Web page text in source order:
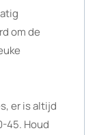
om de
er is altijd
45. Houd